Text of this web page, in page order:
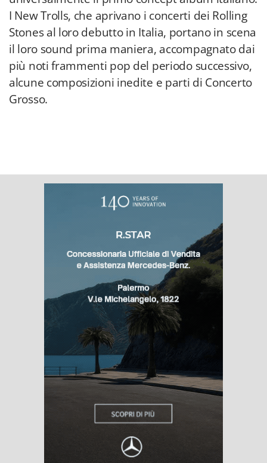
I New Trolls, che aprivano i concerti dei Rolling
Stones al loro debutto in Italia, portano in scena
il loro sound prima maniera, accompagnato dai
più noti frammenti pop del periodo successivo,
alcune composizioni inedite e parti di Concerto
Grosso.